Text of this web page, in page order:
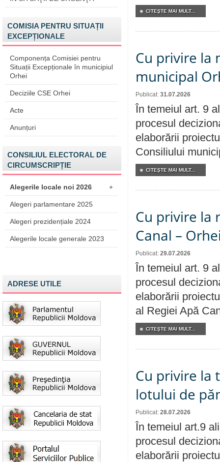
COMISIA PENTRU SITUAȚII
EXCEPȚIONALE
Componența Comisiei pentru
Situații Excepționale în municipiul
Orhei
Deciziile CSE Orhei
Acte
Anunțuri
CONSILIUL ELECTORAL DE
CIRCUMSCRIPȚIE
Alegerile locale noi 2026 +
Alegeri parlamentare 2025
Alegeri prezidențiale 2024
Alegerile locale generale 2023
ADRESE UTILE
CITEŞTE MAI MULT...
Cu privire la
municipal
Publicat: 31.07.2026
În temeiul art. 9
procesul
elaborării
Consiliului
CITEŞTE MAI MULT...
Cu privire la
Canal –
Publicat: 29.07.2026
În temeiul art. 9
procesul
elaborării
al Regiei Apă
CITEŞTE MAI MULT...
Cu privire la
lotului de
Publicat: 28.07.2026
În temeiul art.9
procesul
elaborării